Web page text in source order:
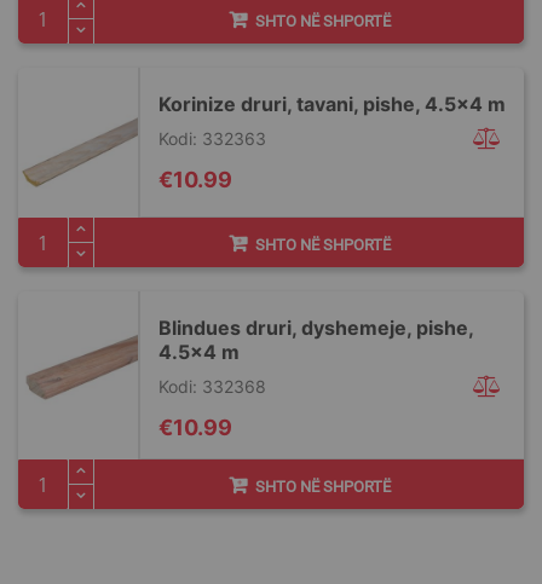
SHTO NË SHPORTË
Korinize druri, tavani, pishe, 4.5x4 m
Kodi: 332363
€10.99
SHTO NË SHPORTË
Blindues druri, dyshemeje, pishe,
4.5x4 m
Kodi: 332368
€10.99
SHTO NË SHPORTË